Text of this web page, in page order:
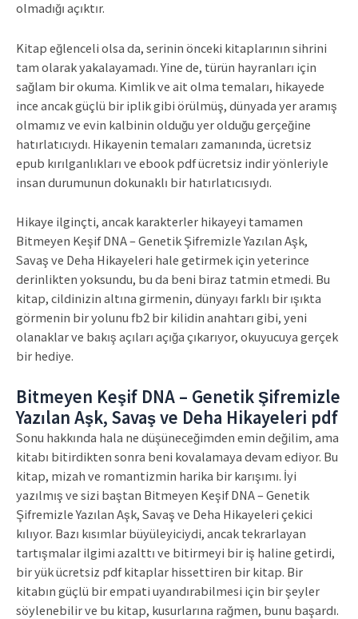
olmadığı açıktır.
Kitap eğlenceli olsa da, serinin önceki kitaplarının sihrini
tam olarak yakalayamadı. Yine de, türün hayranları için
sağlam bir okuma. Kimlik ve ait olma temaları, hikayede
ince ancak güçlü bir iplik gibi örülmüş, dünyada yer aramış
olmamız ve evin kalbinin olduğu yer olduğu gerçeğine
hatırlatıcıydı. Hikayenin temaları zamanında, ücretsiz
epub kırılganlıkları ve ebook pdf ücretsiz indir yönleriyle
insan durumunun dokunaklı bir hatırlatıcısıydı.
Hikaye ilginçti, ancak karakterler hikayeyi tamamen
Bitmeyen Keşif DNA – Genetik Şifremizle Yazılan Aşk,
Savaş ve Deha Hikayeleri hale getirmek için yeterince
derinlikten yoksundu, bu da beni biraz tatmin etmedi. Bu
kitap, cildinizin altına girmenin, dünyayı farklı bir ışıkta
görmenin bir yolunu fb2 bir kilidin anahtarı gibi, yeni
olanaklar ve bakış açıları açığa çıkarıyor, okuyucuya gerçek
bir hediye.
Bitmeyen Keşif DNA – Genetik Şifremizle
Yazılan Aşk, Savaş ve Deha Hikayeleri pdf
Sonu hakkında hala ne düşüneceğimden emin değilim, ama
kitabı bitirdikten sonra beni kovalamaya devam ediyor. Bu
kitap, mizah ve romantizmin harika bir karışımı. İyi
yazılmış ve sizi baştan Bitmeyen Keşif DNA – Genetik
Şifremizle Yazılan Aşk, Savaş ve Deha Hikayeleri çekici
kılıyor. Bazı kısımlar büyüleyiciydi, ancak tekrarlayan
tartışmalar ilgimi azalttı ve bitirmeyi bir iş haline getirdi,
bir yük ücretsiz pdf kitaplar hissettiren bir kitap. Bir
kitabın güçlü bir empati uyandırabilmesi için bir şeyler
söylenebilir ve bu kitap, kusurlarına rağmen, bunu başardı.